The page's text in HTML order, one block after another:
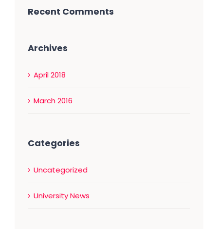
Recent Comments
Archives
April 2018
March 2016
Categories
Uncategorized
University News